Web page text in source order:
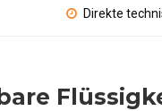
Direkte